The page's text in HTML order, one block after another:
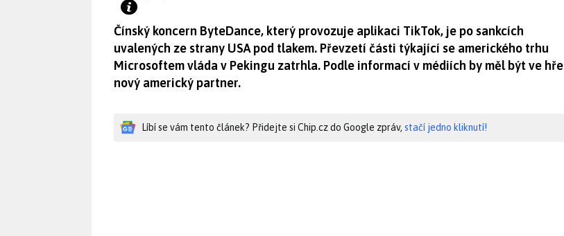
Čínský koncern ByteDance, který provozuje aplikaci TikTok, je po sankcích
uvalených ze strany USA pod tlakem. Převzetí části týkající se amerického trhu
Microsoftem vláda v Pekingu zatrhla. Podle informací v médiích by měl být ve hře
nový americký partner.
Líbí se vám tento článek? Přidejte si Chip.cz do Google zpráv, stačí jedno kliknutí!